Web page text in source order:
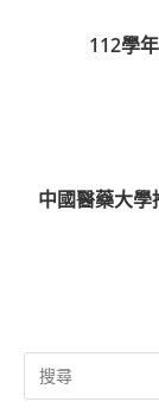
112學
中國醫藥大
Search
for: